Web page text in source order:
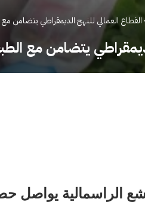
القطاع العمالي للنهج الديمقراطي يتضامن
يتضامن مع
الراسمالية يواصل